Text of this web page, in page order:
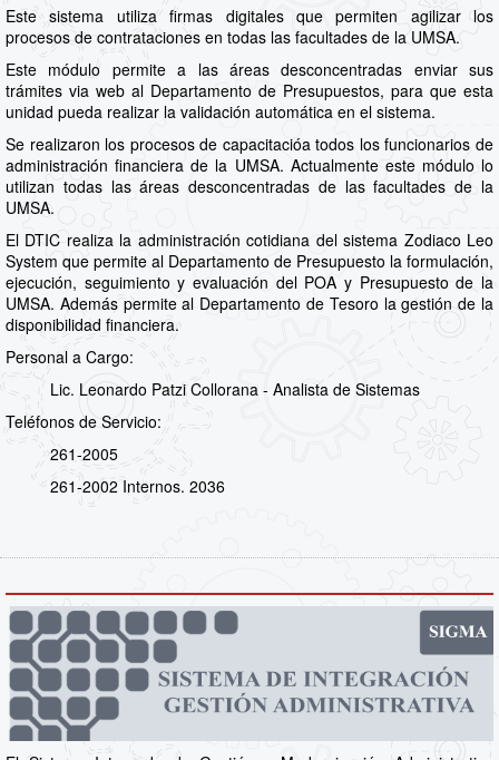
Este sistema utiliza firmas digitales que permiten agilizar los
procesos de contrataciones en todas las facultades de la UMSA.
Este módulo permite a las áreas desconcentradas enviar sus
trámites via web al Departamento de Presupuestos, para que esta
unidad pueda realizar la validación automática en el sistema.
Se realizaron los procesos de capacitacióa todos los funcionarios de
administración financiera de la UMSA. Actualmente este módulo lo
utilizan todas las áreas desconcentradas de las facultades de la
UMSA.
El DTIC realiza la administración cotidiana del sistema Zodiaco Leo
System que permite al Departamento de Presupuesto la formulación,
ejecución, seguimiento y evaluación del POA y Presupuesto de la
UMSA. Además permite al Departamento de Tesoro la gestión de la
disponibilidad financiera.
Personal a Cargo:
Lic. Leonardo Patzi Collorana - Analista de Sistemas
Teléfonos de Servicio:
261-2005
261-2002 Internos. 2036